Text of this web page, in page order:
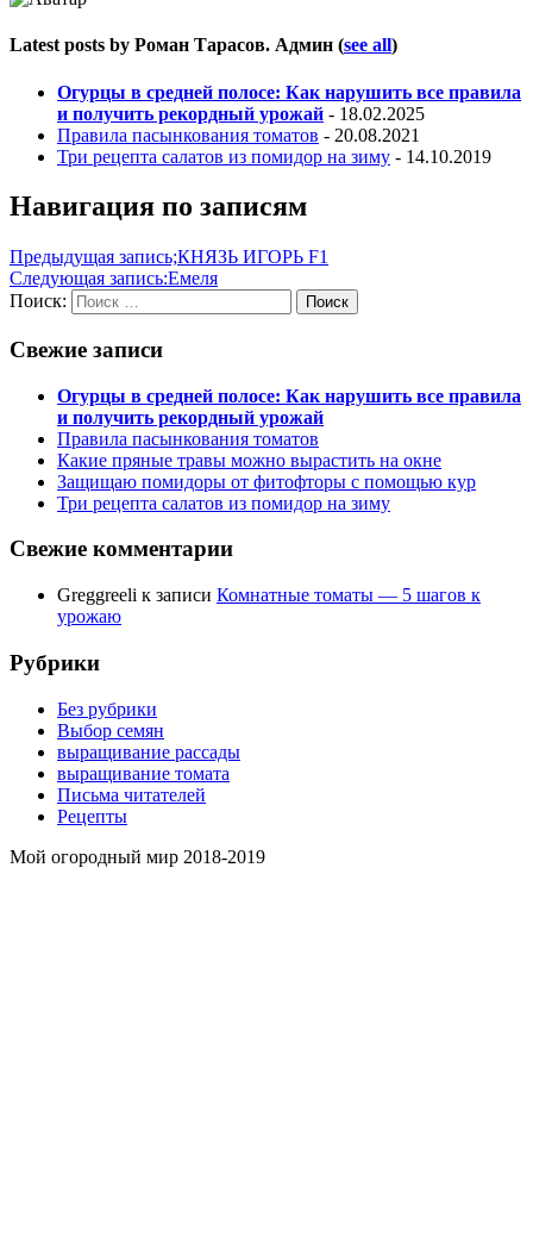
Latest posts by Роман Тарасов. Админ (see all)
Огурцы в средней полосе: Как нарушить все правила
и получить рекордный урожай - 18.02.2025
Правила пасынкования томатов - 20.08.2021
Три рецепта салатов из помидор на зиму - 14.10.2019
Навигация по записям
Предыдущая запись;КНЯЗЬ ИГОРЬ F1
Следующая запись:Емеля
Поиск:
Поиск
Свежие записи
Огурцы в средней полосе: Как нарушить все правила
и получить рекордный урожай
Правила пасынкования томатов
Какие пряные травы можно вырастить на окне
Защищаю помидоры от фитофторы с помощью кур
Три рецепта салатов из помидор на зиму
Свежие комментарии
Greggreeli к записи Комнатные томаты — 5 шагов к
урожаю
Рубрики
Без рубрики
Выбор семян
выращивание рассады
выращивание томата
Письма читателей
Рецепты
Мой огородный мир 2018-2019